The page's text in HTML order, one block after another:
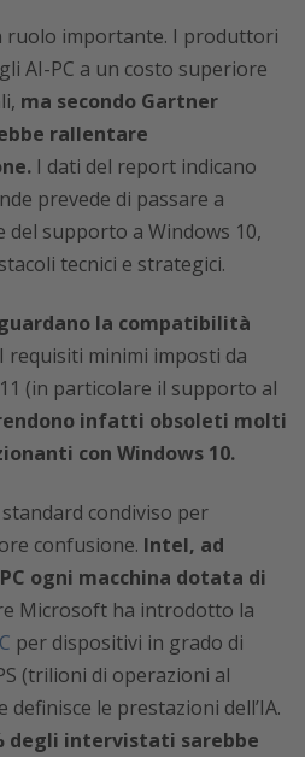
ruolo importante. I produttori
AI-PC a un costo superiore
ma secondo Gartner
rallentare
I dati del report indicano
prevede di passare a
del supporto a Windows 10,
tecnici e strategici.
la compatibilità
I requisiti minimi imposti da
(in particolare il supporto al
infatti obsoleti molti
con Windows 10.
condiviso per
confusione. Intel, ad
ogni macchina dotata di
Microsoft ha introdotto la
per dispositivi in grado di
(trilioni di operazioni al
le prestazioni dell’IA.
degli intervistati sarebbe